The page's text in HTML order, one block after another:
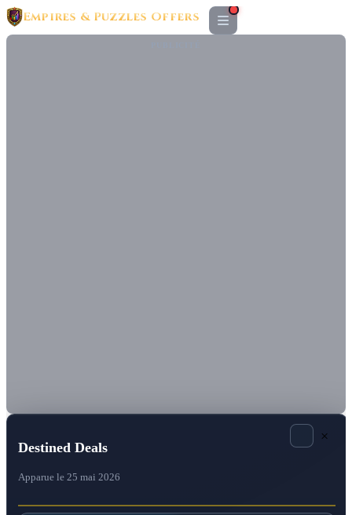
Empires & Puzzles Offers
Destined Deals
Apparue le 25 mai 2026
×